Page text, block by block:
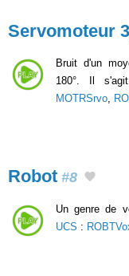
Servomoteur
Bruit d'un
180°. Il
MOTRSrvo,
Robot #8
Un genre de
UCS :